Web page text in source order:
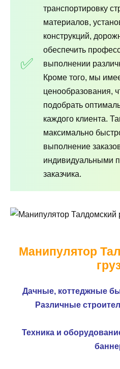
транспортировку
материалов,
конструкций,
обеспечить
выполнении
Кроме того, мы
ценообразования,
подобрать
каждого клиента.
максимально
выполнение
индивидуальными
заказчика.
Манипулятор
Дачные, коттеджные
Различные
Техника и